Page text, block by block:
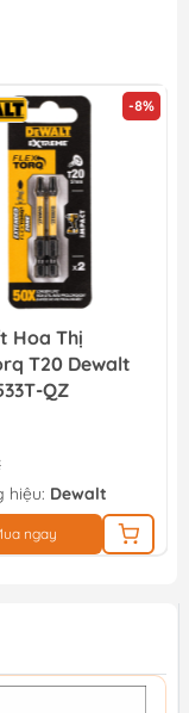
-8%
Hoa Thị
T20 Dewalt
QZ
hiệu: Dewalt
ngay